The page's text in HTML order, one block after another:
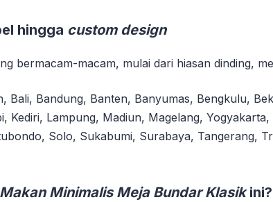
hingga custom design
bermacam-macam, mulai dari hiasan dinding,
Bandung, Banten, Banyumas, Bengkulu,
Lampung, Madiun, Magelang,
Solo, Sukabumi, Surabaya, Tangerang,
Minimalis Meja Bundar Klasikini?